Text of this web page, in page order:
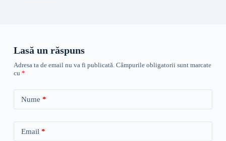
Lasă un răspuns
Adresa ta de email nu va fi publicată. Câmpurile obligatorii sunt marcate
cu *
Nume *
Email *